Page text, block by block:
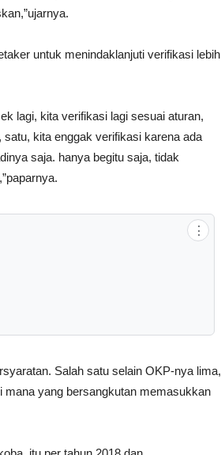
untuk menindaklanjuti verifikasi lebih
lagi, kita verifikasi lagi sesuai aturan,
kita enggak verifikasi karena ada
saja. hanya begitu saja, tidak
⋮
Salah satu selain OKP-nya lima,
yang bersangkutan memasukkan